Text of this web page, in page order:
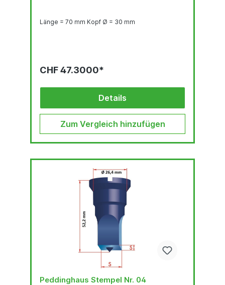
Länge = 70 mm Kopf Ø = 30 mm
CHF 47.3000*
Details
Zum Vergleich hinzufügen
Peddinghaus Stempel Nr. 04